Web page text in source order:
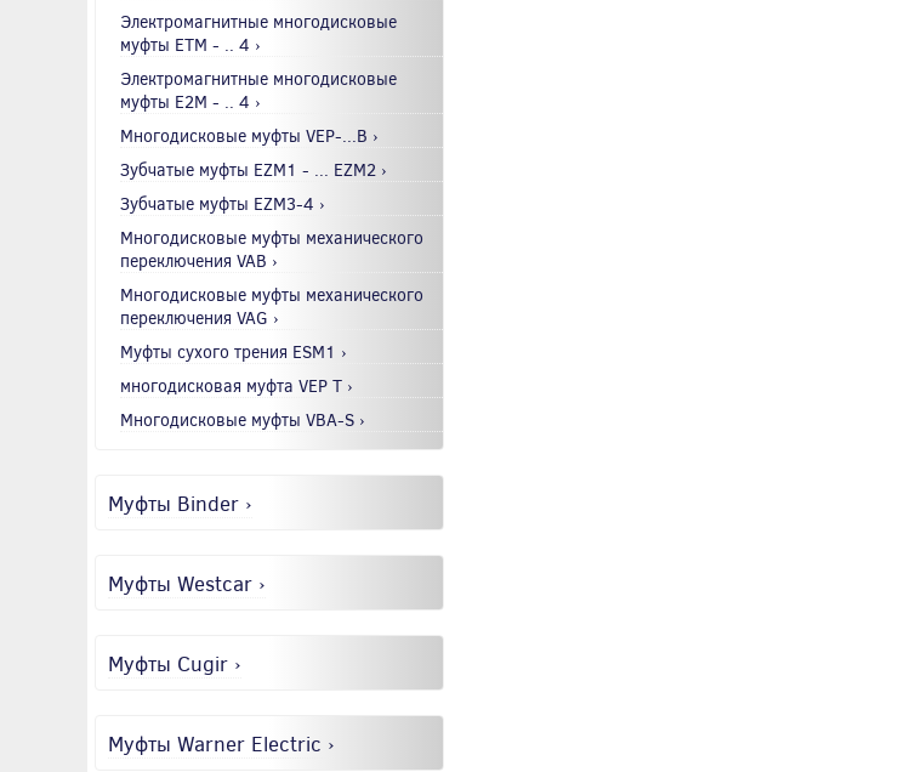
Электромагнитные многодисковые
муфты EТМ - .. 4 ›
Электромагнитные многодисковые
муфты E2М - .. 4 ›
Многодисковые муфты VEP-...B ›
Зубчатые муфты EZM1 - ... EZM2 ›
Зубчатые муфты EZM3-4 ›
Многодисковые муфты механического
переключения VAB ›
Многодисковые муфты механического
переключения VAG ›
Муфты сухого трения ESM1 ›
многодисковая муфта VEP T ›
Многодисковые муфты VBA-S ›
Муфты Binder ›
Муфты Westcar ›
Муфты Cugir ›
Муфты Warner Electric ›